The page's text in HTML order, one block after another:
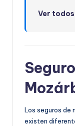
Ver
Los seguros de
existen